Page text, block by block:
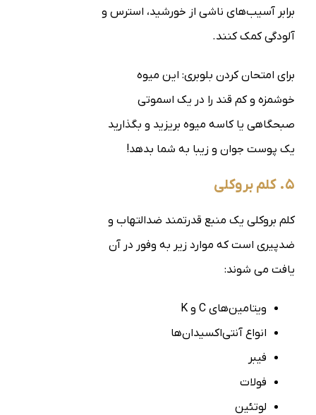
برابر آسیب‌های ناشی از خورشید، استرس و
آلودگی کمک کنند.
برای امتحان کردن بلوبری: این میوه
خوشمزه و کم قند را در یک اسموتی
صبحگاهی یا کاسه میوه بریزید و بگذارید
یک پوست جوان و زیبا به شما بدهد!
۵. کلم بروکلی
کلم بروکلی یک منبع قدرتمند ضدالتهاب و
ضدپیری است که موارد زیر به وفور در آن
یافت می شوند:
ویتامین‌های C و K
انواع آنتی‌اکسیدان‌ها
فیبر
فولات
لوتئین